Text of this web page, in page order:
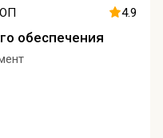
4.9
обеспечения